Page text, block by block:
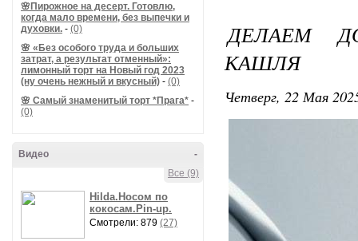
🌸Пирожное на десерт. Готовлю,
когда мало времени, без выпечки и
духовки. - (0)
🌸 «Без особого труда и больших
затрат, а результат отменный»:
лимонный торт на Новый год 2023
(ну очень нежный и вкусный) - (0)
🌸 Самый знаменитый торт *Прага* -
(0)
-
Видео
Все (9)
Hilda.Носом по
кокосам.Pin-up.
Смотрели: 879 (27)
ДЕЛАЕМ
КАШЛЯ
Четверг, 22 Мая